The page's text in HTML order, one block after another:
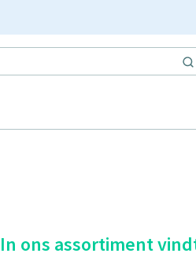
In ons assortiment